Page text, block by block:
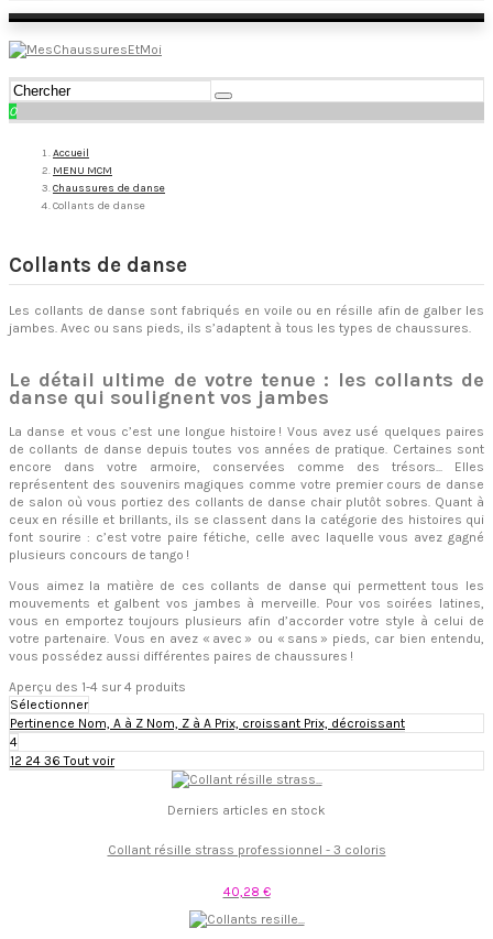
0
Accueil
MENU MCM
Chaussures de danse
Collants de danse
Collants de danse
Les collants de danse sont fabriqués en voile ou en résille afin de galber les
jambes. Avec ou sans pieds, ils s’adaptent à tous les types de chaussures.
Le détail ultime de votre tenue : les collants de
danse qui soulignent vos jambes
La danse et vous c’est une longue histoire ! Vous avez usé quelques paires
de collants de danse depuis toutes vos années de pratique. Certaines sont
encore dans votre armoire, conservées comme des trésors... Elles
représentent des souvenirs magiques comme votre premier cours de danse
de salon où vous portiez des collants de danse chair plutôt sobres. Quant à
ceux en résille et brillants, ils se classent dans la catégorie des histoires qui
font sourire : c’est votre paire fétiche, celle avec laquelle vous avez gagné
plusieurs concours de tango !
Vous aimez la matière de ces collants de danse qui permettent tous les
mouvements et galbent vos jambes à merveille. Pour vos soirées latines,
vous en emportez toujours plusieurs afin d’accorder votre style à celui de
votre partenaire. Vous en avez « avec » ou « sans » pieds, car bien entendu,
vous possédez aussi différentes paires de chaussures !
Aperçu des 1-4 sur 4 produits
Sélectionner
Pertinence Nom, A à Z Nom, Z à A Prix, croissant Prix, décroissant
4
12 24 36Tout voir
Derniers articles en stock
Collant résille strass professionnel - 3 coloris
40,28 €